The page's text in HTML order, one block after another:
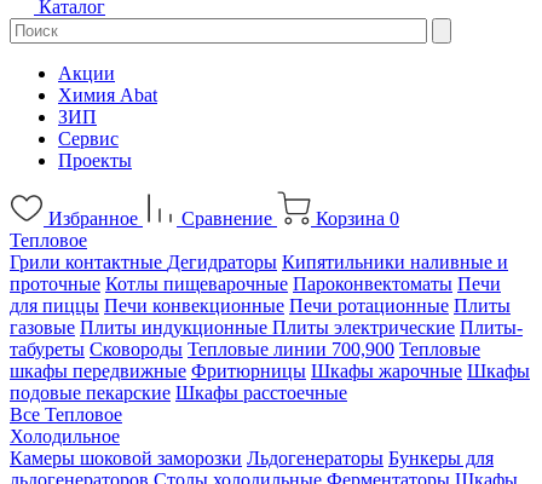
Каталог
Акции
Химия Abat
ЗИП
Сервис
Проекты
Избранное Сравнение Корзина 0
Тепловое
Грили контактные Дегидраторы Кипятильники наливные и
проточные Котлы пищеварочные Пароконвектоматы Печи
для пиццы Печи конвекционные Печи ротационные Плиты
газовые Плиты индукционные Плиты электрические Плиты-
табуреты Сковороды Тепловые линии 700,900 Тепловые
шкафы передвижные Фритюрницы Шкафы жарочные Шкафы
подовые пекарские Шкафы расстоечные
Все Тепловое
Холодильное
Камеры шоковой заморозки Льдогенераторы Бункеры для
льдогенераторов Столы холодильные Ферментаторы Шкафы